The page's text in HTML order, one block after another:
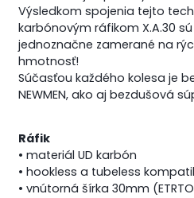
Výsledkom spojenia tejto
karbónovým ráfikom X.A.30
jednoznačne zamerané na
hmotnosť!
Súčasťou každého kolesa je
NEWMEN, ako aj bezdušová
Ráfik
• materiál UD karbón
• hookless a tubeless
• vnútorná šírka 30mm